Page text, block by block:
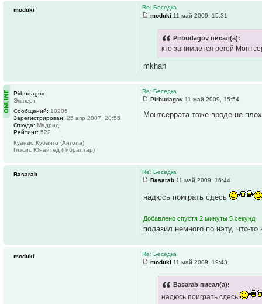
Re: Беседка
moduki 11 май 2009, 15:31
Pirbudagov писал(а):
кто занимается регой
mkhan
moduki
Re: Беседка
Pirbudagov 11 май 2009, 15:54
Монтсеррата тоже вроде не
Pirbudagov
Эксперт
Сообщений: 10206
Зарегистрирован: 25 апр 2007, 20:55
Откуда: Мадрид
Рейтинг: 522
Куандо Кубанго (Ангола)
Глэсис Юнайтед (Гибралтар)
Re: Беседка
Basarab 11 май 2009, 16:44
надюсь поиграть сдесь
Добавлено спустя 2 минуты 5 секунд:
полазил немного по нэту, что-
Basarab
Re: Беседка
moduki 11 май 2009, 19:43
Basarab писал(а):
надюсь поиграть сдесь
moduki